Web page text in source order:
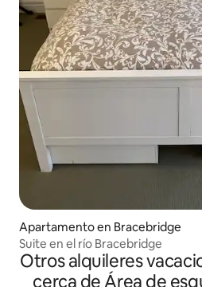
Apartamento en Bracebridge
Suite en el río Bracebridge
Otros alquileres
cerca de Área de